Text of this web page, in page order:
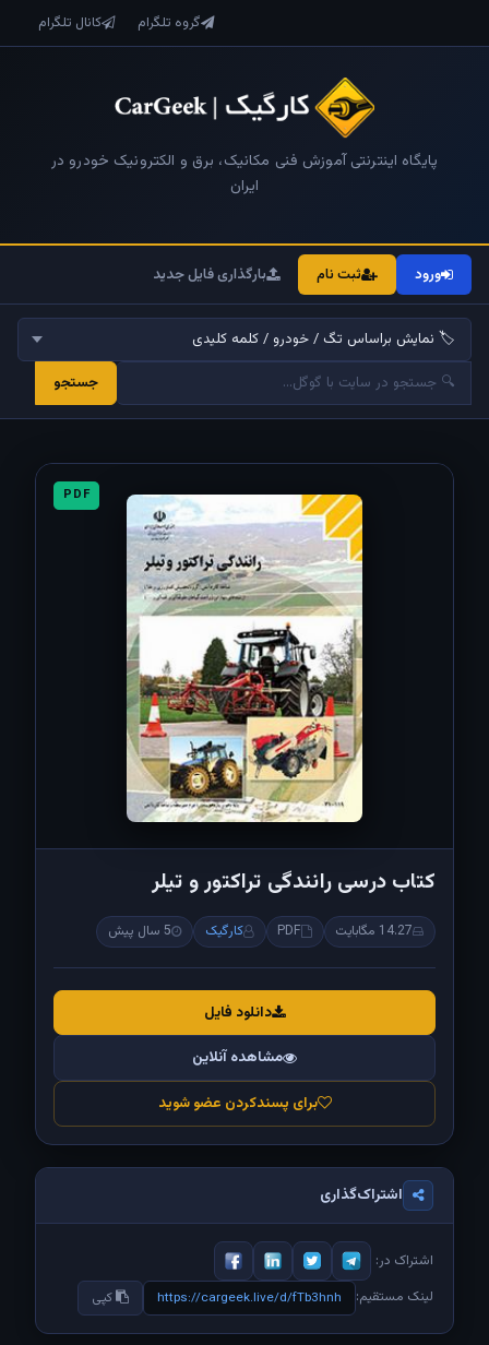
گروه تلگرام کانال تلگرام
پایگاه اینترنتی آموزش فنی مکانیک، برق و الکترونیک خودرو در
ایران
ورود ثبت نام بارگذاری فایل جدید
جستجو
PDF
کتاب درسی رانندگی تراکتور و تیلر
14.27 مگابایت PDF کارگیک 5 سال پیش
دانلود فایل
مشاهده آنلاین
برای پسندکردن عضو شوید
اشتراک‌گذاری
اشتراک در:
لینک مستقیم: https://cargeek.live/d/fTb3hnh کپی